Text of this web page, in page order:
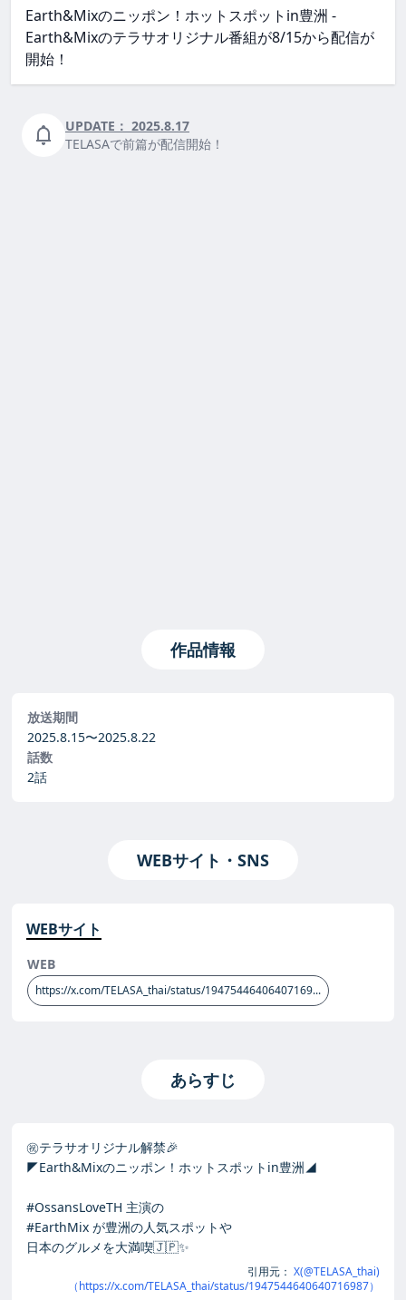
Earth&Mixのニッポン！ホットスポットin豊洲 -
Earth&Mixのテラサオリジナル番組が8/15から配信が
開始！
UPDATE： 2025.8.17
TELASAで前篇が配信開始！
作品情報
放送期間
2025.8.15〜2025.8.22
話数
2話
WEBサイト・SNS
WEBサイト
WEB
https://x.com/TELASA_thai/status/19475446406407169...
あらすじ
㊗️テラサオリジナル解禁🎉
◤Earth&Mixのニッポン！ホットスポットin豊洲◢
#OssansLoveTH 主演の
#EarthMix が豊洲の人気スポットや
日本のグルメを大満喫🇯🇵✨
引用元： X(@TELASA_thai)
（https://x.com/TELASA_thai/status/1947544640640716987）